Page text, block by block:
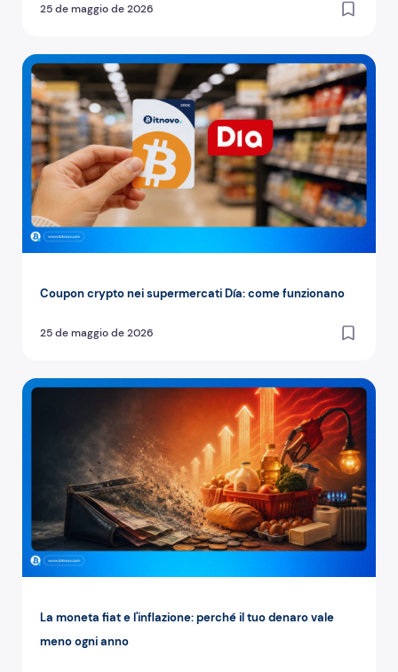
25 de maggio de 2026
Coupon crypto nei supermercati Día: come funzionano
25 de maggio de 2026
Coupon crypto nei supermercati Día: come funzionano
La moneta fiat e l'inflazione: perché il tuo denaro vale
meno ogni anno
La moneta fiat e l'inflazione: perché il tuo denaro vale